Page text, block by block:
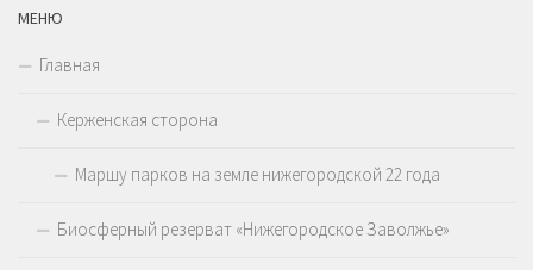
МЕНЮ
Главная
Керженская сторона
Маршу парков на земле нижегородской 22 года
Биосферный резерват «Нижегородское Заволжье»